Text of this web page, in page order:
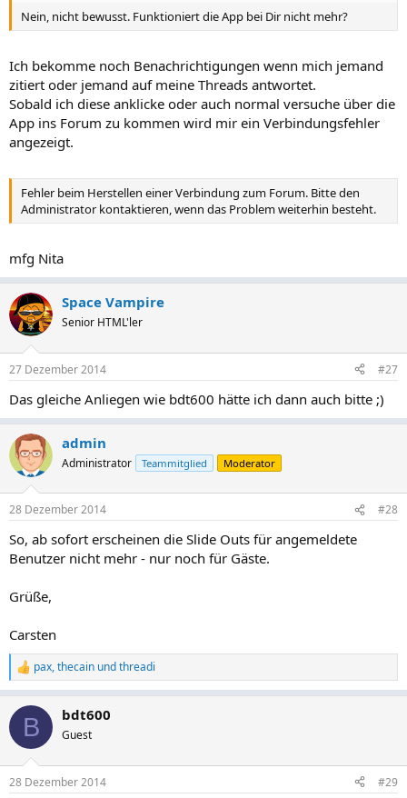
Nein, nicht bewusst. Funktioniert die App bei Dir nicht mehr?
Ich bekomme noch Benachrichtigungen wenn mich jemand
zitiert oder jemand auf meine Threads antwortet.
Sobald ich diese anklicke oder auch normal versuche über die
App ins Forum zu kommen wird mir ein Verbindungsfehler
angezeigt.
Fehler beim Herstellen einer Verbindung zum Forum. Bitte den
Administrator kontaktieren, wenn das Problem weiterhin besteht.
mfg Nita
Space Vampire
Senior HTML'ler
27 Dezember 2014 #27
Das gleiche Anliegen wie bdt600 hätte ich dann auch bitte ;)
admin
Administrator Teammitglied Moderator
28 Dezember 2014 #28
So, ab sofort erscheinen die Slide Outs für angemeldete
Benutzer nicht mehr - nur noch für Gäste.
Grüße,
Carsten
R
e
k
i
n
e
pax,thecain undthreadi
B bdt600
Guest
28 Dezember 2014 #29